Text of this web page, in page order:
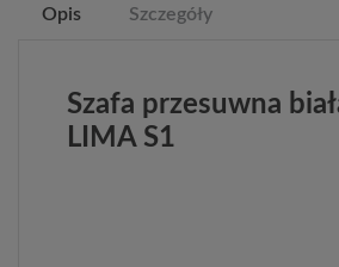
Opis Szczegóły
Szafa przesuwna
LIMA S1